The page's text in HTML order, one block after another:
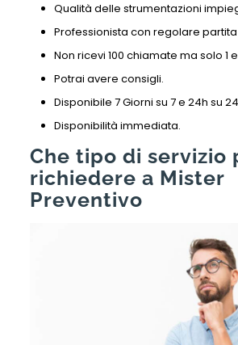
Qualità delle strumentazioni
Professionista con regolare partita
Non ricevi 100 chiamate ma solo 1
Potrai avere consigli.
Disponibile 7 Giorni su 7 e 24h su
Disponibilità immediata.
Che tipo di servizio
richiedere a Mister
Preventivo